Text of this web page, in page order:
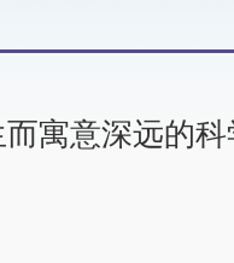
寓意深远的科